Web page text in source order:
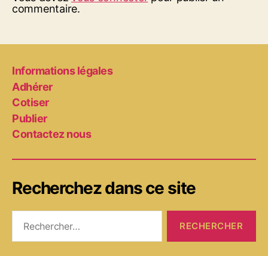
commentaire.
Informations légales
Adhérer
Cotiser
Publier
Contactez nous
Recherchez dans ce site